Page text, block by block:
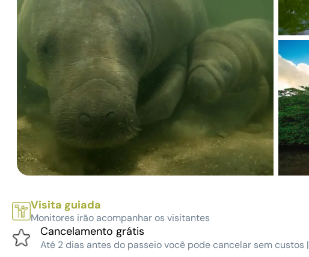
Visita guiada
Monitores irão acompanhar os visitantes
Cancelamento grátis
Até 2 dias antes do passeio você pode cancelar sem custos |